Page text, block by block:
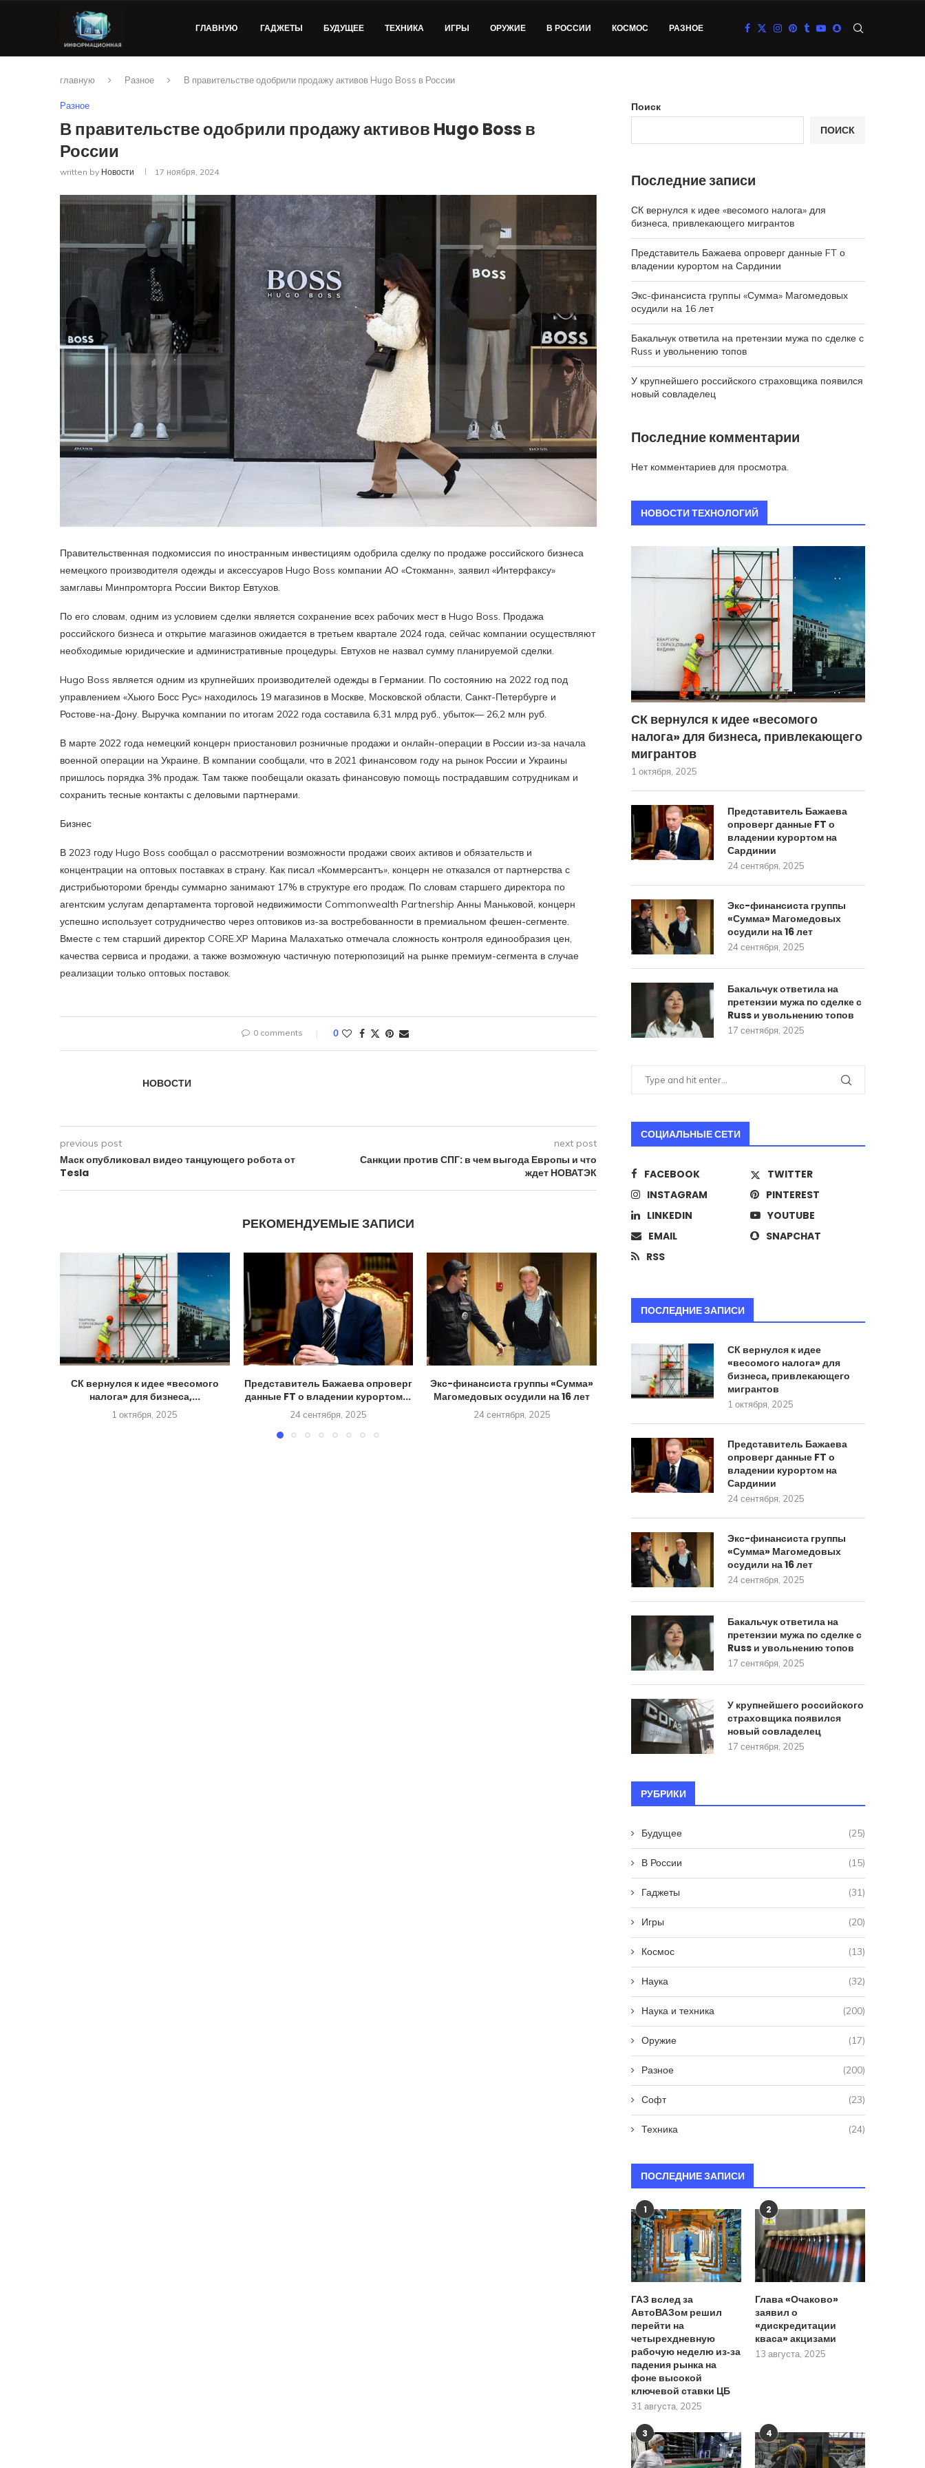
ГЛАВНУЮ ГАДЖЕТЫ БУДУЩЕЕ ТЕХНИКА ИГРЫ ОРУЖИЕ В РОССИИ КОСМОС РАЗНОЕ
главную Разное В правительстве одобрили продажу активов Hugo Boss в России
Разное
В правительстве одобрили продажу активов Hugo Boss в
России
written by Новости 17 ноября, 2024
Правительственная подкомиссия по иностранным инвестициям одобрила сделку по продаже российского бизнеса
немецкого производителя одежды и аксессуаров Hugo Boss компании АО «Стокманн», заявил «Интерфаксу»
замглавы Минпромторга России Виктор Евтухов.
По его словам, одним из условием сделки является сохранение всех рабочих мест в Hugo Boss. Продажа
российского бизнеса и открытие магазинов ожидается в третьем квартале 2024 года, сейчас компании осуществляют
необходимые юридические и административные процедуры. Евтухов не назвал сумму планируемой сделки.
Hugo Boss является одним из крупнейших производителей одежды в Германии. По состоянию на 2022 год под
управлением «Хьюго Босс Рус» находилось 19 магазинов в Москве, Московской области, Санкт-Петербурге и
Ростове-на-Дону. Выручка компании по итогам 2022 года составила 6,31 млрд руб., убыток— 26,2 млн руб.
В марте 2022 года немецкий концерн приостановил розничные продажи и онлайн-операции в России из-за начала
военной операции на Украине. В компании сообщали, что в 2021 финансовом году на рынок России и Украины
пришлось порядка 3% продаж. Там также пообещали оказать финансовую помощь пострадавшим сотрудникам и
сохранить тесные контакты с деловыми партнерами.
Бизнес
В 2023 году Hugo Boss сообщал о рассмотрении возможности продажи своих активов и обязательств и
концентрации на оптовых поставках в страну. Как писал «Коммерсантъ», концерн не отказался от партнерства с
дистрибьютороми бренды суммарно занимают 17% в структуре его продаж. По словам старшего директора по
агентским услугам департамента торговой недвижимости Commonwealth Partnership Анны Маньковой, концерн
успешно использует сотрудничество через оптовиков из-за востребованности в премиальном фешен-сегменте.
Вместе с тем старший директор CORE.XP Марина Малахатько отмечала сложность контроля единообразия цен,
качества сервиса и продажи, а также возможную частичную потерюпозиций на рынке премиум-сегмента в случае
реализации только оптовых поставок.
0 comments 0
НОВОСТИ
previous post
Маск опубликовал видео танцующего робота от
Tesla
next post
Санкции против СПГ: в чем выгода Европы и что
ждет НОВАТЭК
РЕКОМЕНДУЕМЫЕ ЗАПИСИ
СК вернулся к идее «весомого
налога» для бизнеса,...
1 октября, 2025
Представитель Бажаева опроверг
данные FT о владении курортом...
24 сентября, 2025
Экс-финансиста группы «Сумма»
Магомедовых осудили на 16 лет
24 сентября, 2025
Бакальчук ответила на претензии
мужа по сделке с...
У крупнейшего
17 сентября, 2025
Поиск
ПОИСК
Последние записи
СК вернулся к идее «весомого налога» для
бизнеса, привлекающего мигрантов
Представитель Бажаева опроверг данные FT о
владении курортом на Сардинии
Экс-финансиста группы «Сумма» Магомедовых
осудили на 16 лет
Бакальчук ответила на претензии мужа по сделке с
Russ и увольнению топов
У крупнейшего российского страховщика появился
новый совладелец
Последние комментарии
Нет комментариев для просмотра.
НОВОСТИ ТЕХНОЛОГИЙ
СК вернулся к идее «весомого
налога» для бизнеса, привлекающего
мигрантов
1 октября, 2025
Представитель Бажаева
опроверг данные FT о
владении курортом на
Сардинии
24 сентября, 2025
Экс-финансиста группы
«Сумма» Магомедовых
осудили на 16 лет
24 сентября, 2025
Бакальчук ответила на
претензии мужа по сделке с
Russ и увольнению топов
17 сентября, 2025
СОЦИАЛЬНЫЕ СЕТИ
FACEBOOK
TWITTER
INSTAGRAM
PINTEREST
LINKEDIN
YOUTUBE
EMAIL
SNAPCHAT
RSS
ПОСЛЕДНИЕ ЗАПИСИ
СК вернулся к идее
«весомого налога» для
бизнеса, привлекающего
мигрантов
1 октября, 2025
Представитель Бажаева
опроверг данные FT о
владении курортом на
Сардинии
24 сентября, 2025
Экс-финансиста группы
«Сумма» Магомедовых
осудили на 16 лет
24 сентября, 2025
Бакальчук ответила на
претензии мужа по сделке с
Russ и увольнению топов
17 сентября, 2025
У крупнейшего российского
страховщика появился
новый совладелец
17 сентября, 2025
РУБРИКИ
Будущее (25)
В России (15)
Гаджеты (31)
Игры (20)
Космос (13)
Наука (32)
Наука и техника (200)
Оружие (17)
Разное (200)
Софт (23)
Техника (24)
ПОСЛЕДНИЕ ЗАПИСИ
1
ГАЗ вслед за
АвтоВАЗом решил
перейти на
четырехдневную
рабочую неделю из‑за
падения рынка на
фоне высокой
ключевой ставки ЦБ
31 августа, 2025
2
Глава «Очаково»
заявил о
«дискредитации
кваса» акцизами
13 августа, 2025
3 4